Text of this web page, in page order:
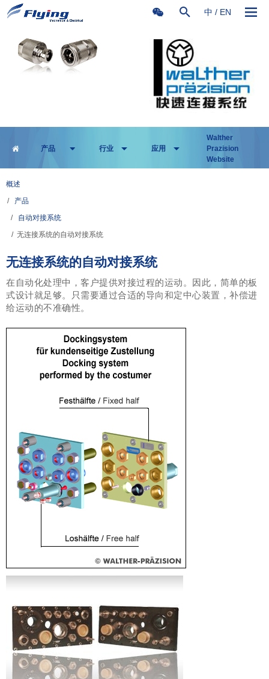
中 / EN
产品 行业 应用
Walther
Prazision
Website
概述
/ 产品
/
自动对接系统
/ 无连接系统的自动对接系统
无连接系统的自动对接系统
在自动化处理中，客户提供对接过程的运动。因此，简单的板
式设计就足够。只需要通过合适的导向和定中心装置，补偿进
给运动的不准确性。